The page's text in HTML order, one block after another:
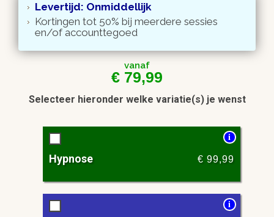
Levertijd: Onmiddellijk
Kortingen tot 50% bij meerdere sessies
en/of accounttegoed
vanaf
€ 79,99
Selecteer hieronder welke variatie(s) je wenst
i
Hypnose € 99,99
i